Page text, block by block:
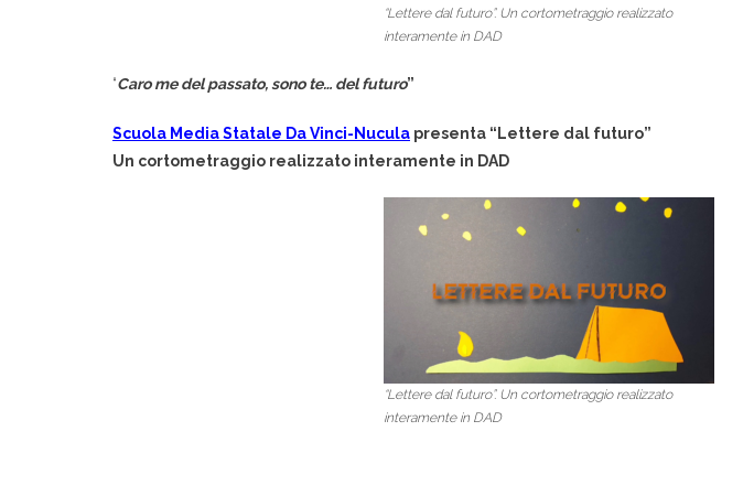
“Lettere dal futuro”. Un cortometraggio realizzato
interamente in DAD
“Caro me del passato, sono te… del futuro”
Scuola Media Statale Da Vinci-Nucula presenta “Lettere dal futuro”
Un cortometraggio realizzato interamente in DAD
“Lettere dal futuro”. Un cortometraggio realizzato
interamente in DAD